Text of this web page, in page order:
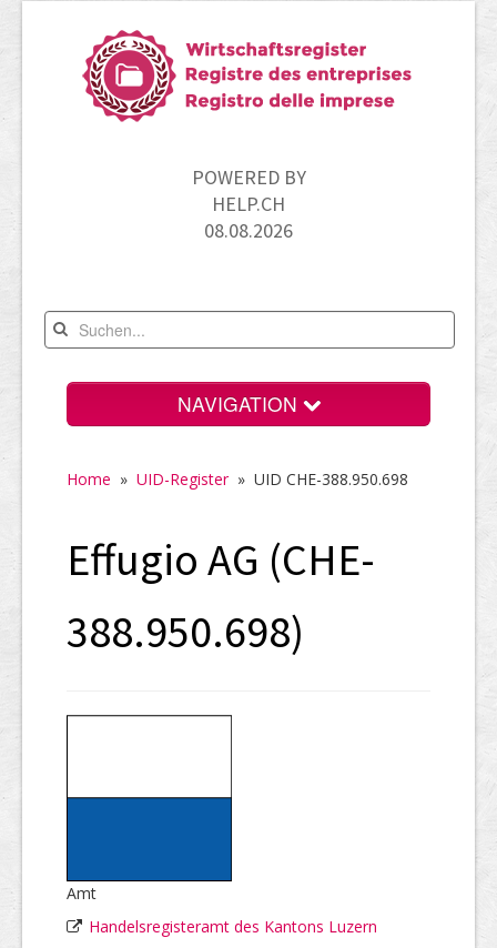
POWERED BY
HELP.CH
08.08.2026
NAVIGATION
Neugründungen
UID-Register
Home » UID-Register» UID CHE-388.950.698
Effugio AG (CHE-
388.950.698)
Amt
Handelsregisteramt des Kantons Luzern